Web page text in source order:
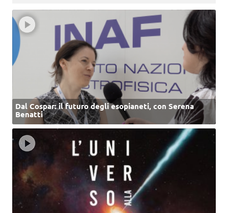
Dal Cospar: il futuro degli esopianeti, con Serena
Benatti